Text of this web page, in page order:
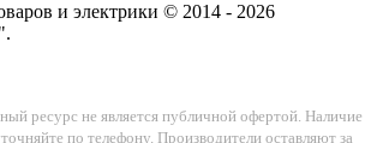
и электрики © 2014 - 2026
ресурс не является публичной офертой. Наличие
по телефону. Производители оставляют за